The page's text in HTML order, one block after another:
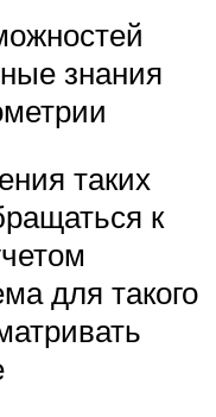
знания
таких
к
для такого